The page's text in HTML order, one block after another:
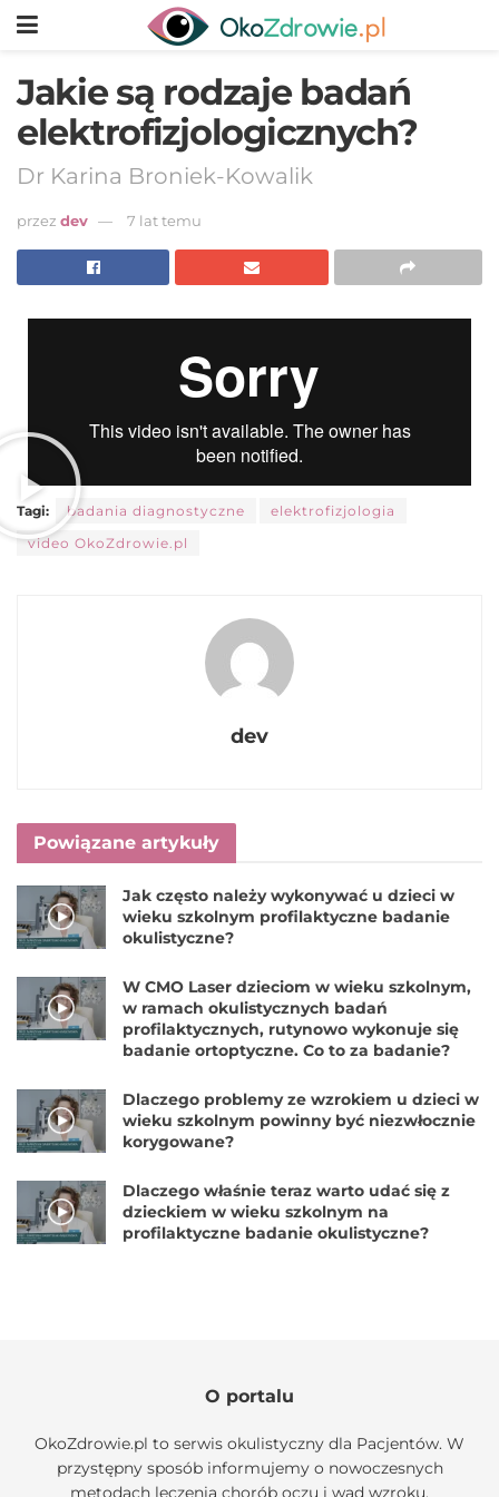
Jakie są rodzaje badań
elektrofizjologicznych?
Dr Karina Broniek-Kowalik
przez dev 7 lat temu
Tagi: badania diagnostyczne
elektrofizjologia
video OkoZdrowie.pl
dev
Powiązane artykuły
Jak często należy wykonywać u dzieci w
wieku szkolnym profilaktyczne badanie
okulistyczne?
W CMO Laser dzieciom w wieku szkolnym,
w ramach okulistycznych badań
profilaktycznych, rutynowo wykonuje się
badanie ortoptyczne. Co to za badanie?
Dlaczego problemy ze wzrokiem u dzieci w
wieku szkolnym powinny być niezwłocznie
korygowane?
Dlaczego właśnie teraz warto udać się z
dzieckiem w wieku szkolnym na
profilaktyczne badanie okulistyczne?
O portalu
OkoZdrowie.pl to serwis okulistyczny dla Pacjentów. W
przystępny sposób informujemy o nowoczesnych
metodach leczenia chorób oczu i wad wzroku.